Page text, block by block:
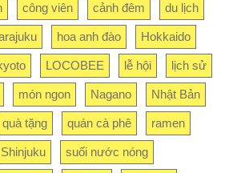
công viên cảnh đêm du lịch
hoa anh đào Hokkaido
LOCOBEE lễ hội lịch sử
món ngon Nagano Nhật Bản
quà tặng quán cà phê ramen
Shinjuku suối nước nóng